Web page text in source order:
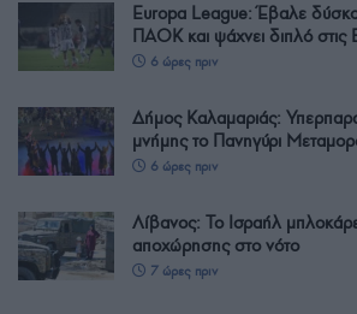
Europa League: Έβαλε
ΠΑΟΚ και ψάχνει διπλό στις
6 ώρες πριν
Δήμος Καλαμαριάς:
μνήμης το Πανηγύρι
6 ώρες πριν
Λίβανος: Το Ισραήλ
αποχώρησης στο νότο
7 ώρες πριν